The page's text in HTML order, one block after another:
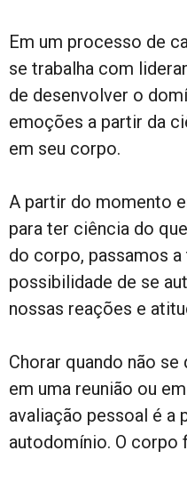
Em um processo de
se trabalha com
de desenvolver o
emoções a partir da
em seu corpo.
A partir do momento
para ter ciência do
do corpo, passamos
possibilidade de se
nossas reações e
Chorar quando não
em uma reunião ou
avaliação pessoal é a
autodomínio. O corpo